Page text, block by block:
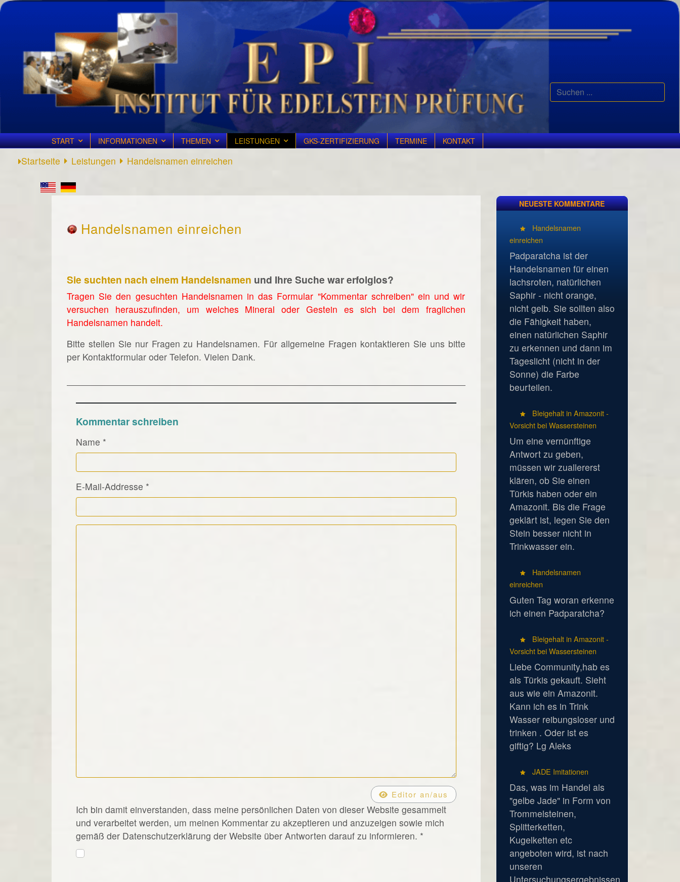
Suchen
...
START INFORMATIONEN THEMEN LEISTUNGEN GKS-ZERTIFIZIERUNG TERMINE KONTAKT
Startseite Leistungen Handelsnamen einreichen
Handelsnamen einreichen
Sie suchten nach einem Handelsnamen und Ihre Suche war erfolglos?
Tragen Sie den gesuchten Handelsnamen in das Formular "Kommentar schreiben" ein und wir
versuchen herauszufinden, um welches Mineral oder Gestein es sich bei dem fraglichen
Handelsnamen handelt.
Bitte stellen Sie nur Fragen zu Handelsnamen. Für allgemeine Fragen kontaktieren Sie uns bitte
per Kontaktformular oder Telefon. Vielen Dank.
Kommentar schreiben
Name *
E-Mail-Addresse *
Kommentar Text
Editor an/aus
Ich bin damit einverstanden, dass meine persönlichen Daten von dieser Website gesammelt
und verarbeitet werden, um meinen Kommentar zu akzeptieren und anzuzeigen sowie mich
gemäß der Datenschutzerklärung der Website über Antworten darauf zu informieren. *
NEUESTE KOMMENTARE
Handelsnamen
einreichen
Padparatcha ist der
Handelsnamen für einen
lachsroten, natürlichen
Saphir - nicht orange,
nicht gelb. Sie sollten also
die Fähigkeit haben,
einen natürlichen Saphir
zu erkennen und dann im
Tageslicht (nicht in der
Sonne) die Farbe
beurteilen.
Bleigehalt in Amazonit -
Vorsicht bei Wassersteinen
Um eine vernünftige
Antwort zu geben,
müssen wir zuallererst
klären, ob Sie einen
Türkis haben oder ein
Amazonit. Bis die Frage
geklärt ist, legen Sie den
Stein besser nicht in
Trinkwasser ein.
Handelsnamen
einreichen
Guten Tag woran erkenne
ich einen Padparatcha?
Bleigehalt in Amazonit -
Vorsicht bei Wassersteinen
Liebe Community,hab es
als Türkis gekauft. Sieht
aus wie ein Amazonit.
Kann ich es in Trink
Wasser reibungsloser und
trinken . Oder ist es
giftig? Lg Aleks
JADE Imitationen
Das, was im Handel als
"gelbe Jade" in Form von
Trommelsteinen,
Splitterketten,
Kugelketten etc
angeboten wird, ist nach
unseren
Untersuchungsergebnissen